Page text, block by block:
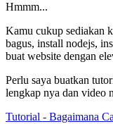
Hmmm...
Kamu cukup sediakan
bagus, install nodejs,
buat website dengan
Perlu saya buatkan
lengkap nya dan video
Tutorial - Bagaimana